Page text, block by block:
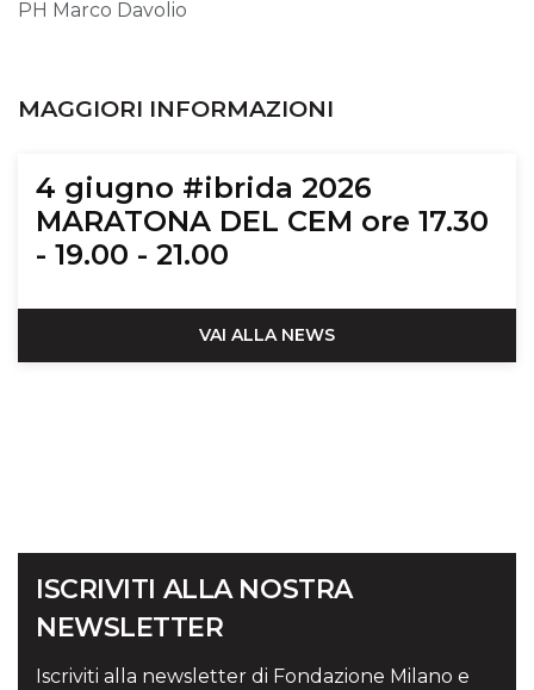
PH Marco Davolio
MAGGIORI INFORMAZIONI
4 giugno #ibrida 2026
MARATONA DEL CEM ore 17.30
- 19.00 - 21.00
VAI ALLA NEWS
ISCRIVITI ALLA NOSTRA
NEWSLETTER
Iscriviti alla newsletter di Fondazione Milano e